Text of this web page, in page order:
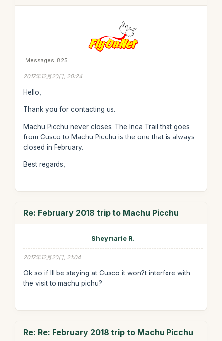
Messages: 825
2017年12月20日, 20:24
Hello,
Thank you for contacting us.
Machu Picchu never closes. The Inca Trail that goes
from Cusco to Machu Picchu is the one that is always
closed in February.
Best regards,
Re: February 2018 trip to Machu Picchu
Sheymarie R.
2017年12月20日, 21:04
Ok so if Ill be staying at Cusco it won?t interfere with
the visit to machu pichu?
Re: Re: February 2018 trip to Machu Picchu